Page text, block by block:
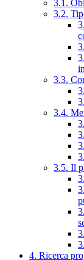
3.1.
3.2.
3.3.
3.4.
3.5. Il
4. Ricerca